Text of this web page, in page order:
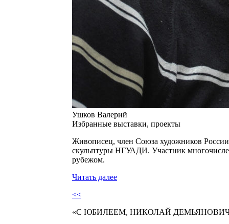
Ушков Валерий
Избранные выставки, проекты
Живописец, член Союза художников
скульптуры НГУАДИ. Участник
рубежом.
Читать далее
<<
«С ЮБИЛЕЕМ, НИКОЛАЙ ДЕМЬЯНОВИЧ»,